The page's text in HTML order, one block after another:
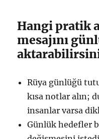
Hangi pratik
mesajını
Rüya günlüğü
kısa notlar alın;
insanlar varsa
Günlük hedefler